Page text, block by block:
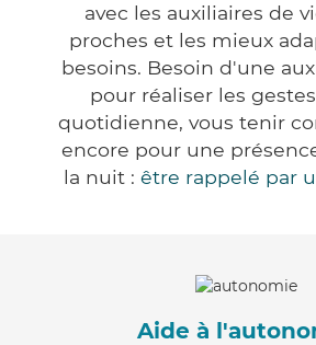
avec les auxiliaires de
proches et les mieux
besoins. Besoin d'une
pour réaliser les
quotidienne, vous tenir
encore pour une
la nuit : être rappelé par
Aide à